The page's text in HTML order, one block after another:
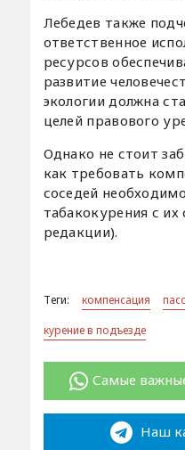
Лебедев также
ответственное
ресурсов
развитие
экологии должна
целей правового
Однако не стоит
как требовать
соседей
табакокурения с
редакции).
Теги: компенсация
курение в подъезде
Самые
Наш